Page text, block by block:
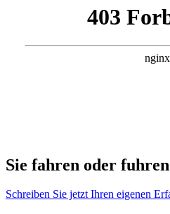
Sie fahren oder
Schreiben Sie jetzt Ihren eigenen